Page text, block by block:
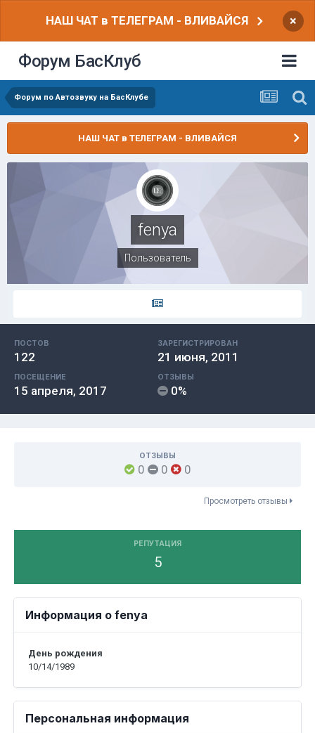
НАШ ЧАТ в ТЕЛЕГРАМ - ВЛИВАЙСЯ ×
Форум БасКлуб
Форум по Автозвуку на БасКлубе
НАШ ЧАТ в ТЕЛЕГРАМ - ВЛИВАЙСЯ
fenya
Пользователь
ПОСТОВ
122
ЗАРЕГИСТРИРОВАН
21 июня, 2011
ПОСЕЩЕНИЕ
15 апреля, 2017
ОТЗЫВЫ
0%
ОТЗЫВЫ
0 0 0
Просмотреть отзывы
РЕПУТАЦИЯ
5
Информация о fenya
День рождения
10/14/1989
Персональная информация